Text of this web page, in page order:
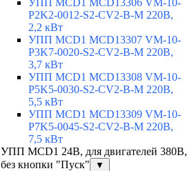
P2K2-0012-S2-CV2-B-M 220В,
2,2 кВт
УПП MCD1 MCD13307 VM-10-
P3K7-0020-S2-CV2-B-M 220В,
3,7 кВт
УПП MCD1 MCD13308 VM-10-
P5K5-0030-S2-CV2-B-M 220В,
5,5 кВт
УПП MCD1 MCD13309 VM-10-
P7K5-0045-S2-CV2-B-M 220В,
7,5 кВт
УПП MCD1 24В, для двигателей 380В,
без кнопки "Пуск"
▼